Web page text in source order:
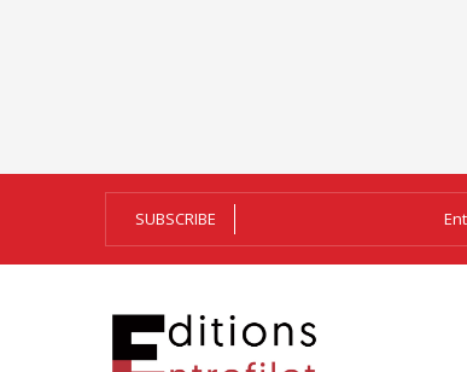
SUBSCRIBE